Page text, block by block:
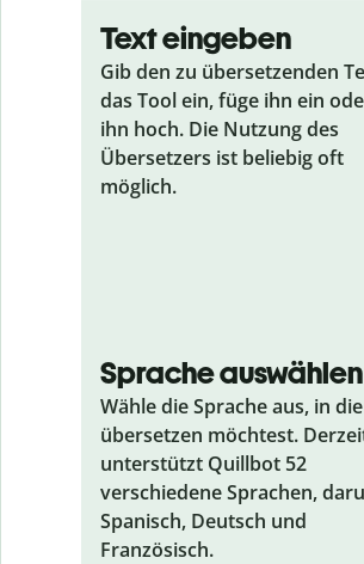
Text eingeben
Gib den zu übersetzenden
das Tool ein, füge ihn ein
ihn hoch. Die Nutzung des
Übersetzers ist beliebig oft
möglich.
Sprache auswählen
Wähle die Sprache aus, in
übersetzen möchtest.
unterstützt Quillbot 52
verschiedene Sprachen,
Spanisch, Deutsch und
Französisch.